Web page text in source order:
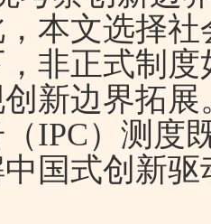
本文选择
非正式制
新边界拓
IPC）测度
国式创新